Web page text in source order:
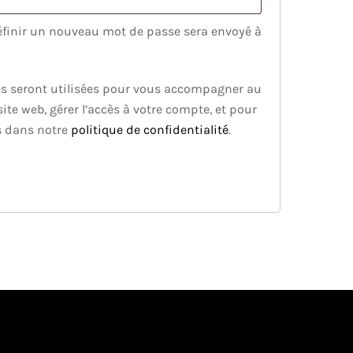
un nouveau mot de passe sera envoyé à
seront utilisées pour vous accompagner au
web, gérer l’accès à votre compte, et pour
dans notre politique de confidentialité.